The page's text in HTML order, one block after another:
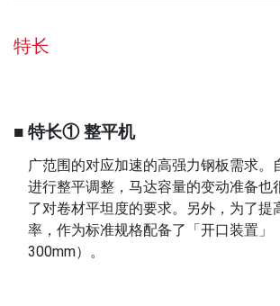
特长
■ 特长① 整平机
广范围的对应加速的高强力钢板需求。
进行整平调整，马达容量的变动准备也
了对卷材平坦度的要求。另外，为了提
率，作为标准规格配备了「开口装置」
300mm）。